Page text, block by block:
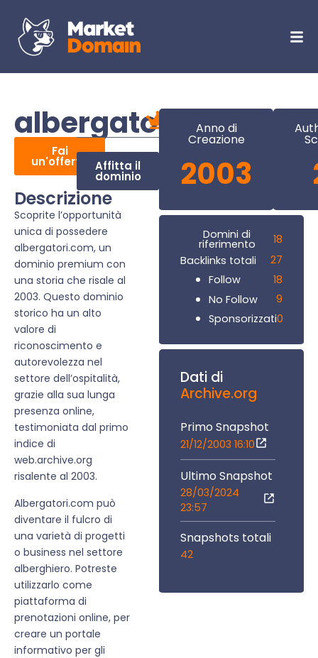
albergatori.com
Fai
un'offerta Affitta il
dominio
Descrizione
Scoprite l’opportunità
unica di possedere
albergatori.com, un
dominio premium con
una storia che risale al
2003. Questo dominio
storico ha un alto
valore di
riconoscimento e
autorevolezza nel
settore dell’ospitalità,
grazie alla sua lunga
presenza online,
testimoniata dal primo
indice di
web.archive.org
risalente al 2003.
Albergatori.com può
diventare il fulcro di
una varietà di progetti
o business nel settore
alberghiero. Potreste
utilizzarlo come
piattaforma di
prenotazioni online, per
creare un portale
informativo per gli
Anno di
Creazione
2003
Domini di
riferimento
18
Backlinks totali
27
Follow
18
No Follow
9
Sponsorizzati0
Dati di
Archive.org
Primo Snapshot
21/12/2003 16:10
Ultimo Snapshot
28/03/2024
23:57
Snapshots totali
42